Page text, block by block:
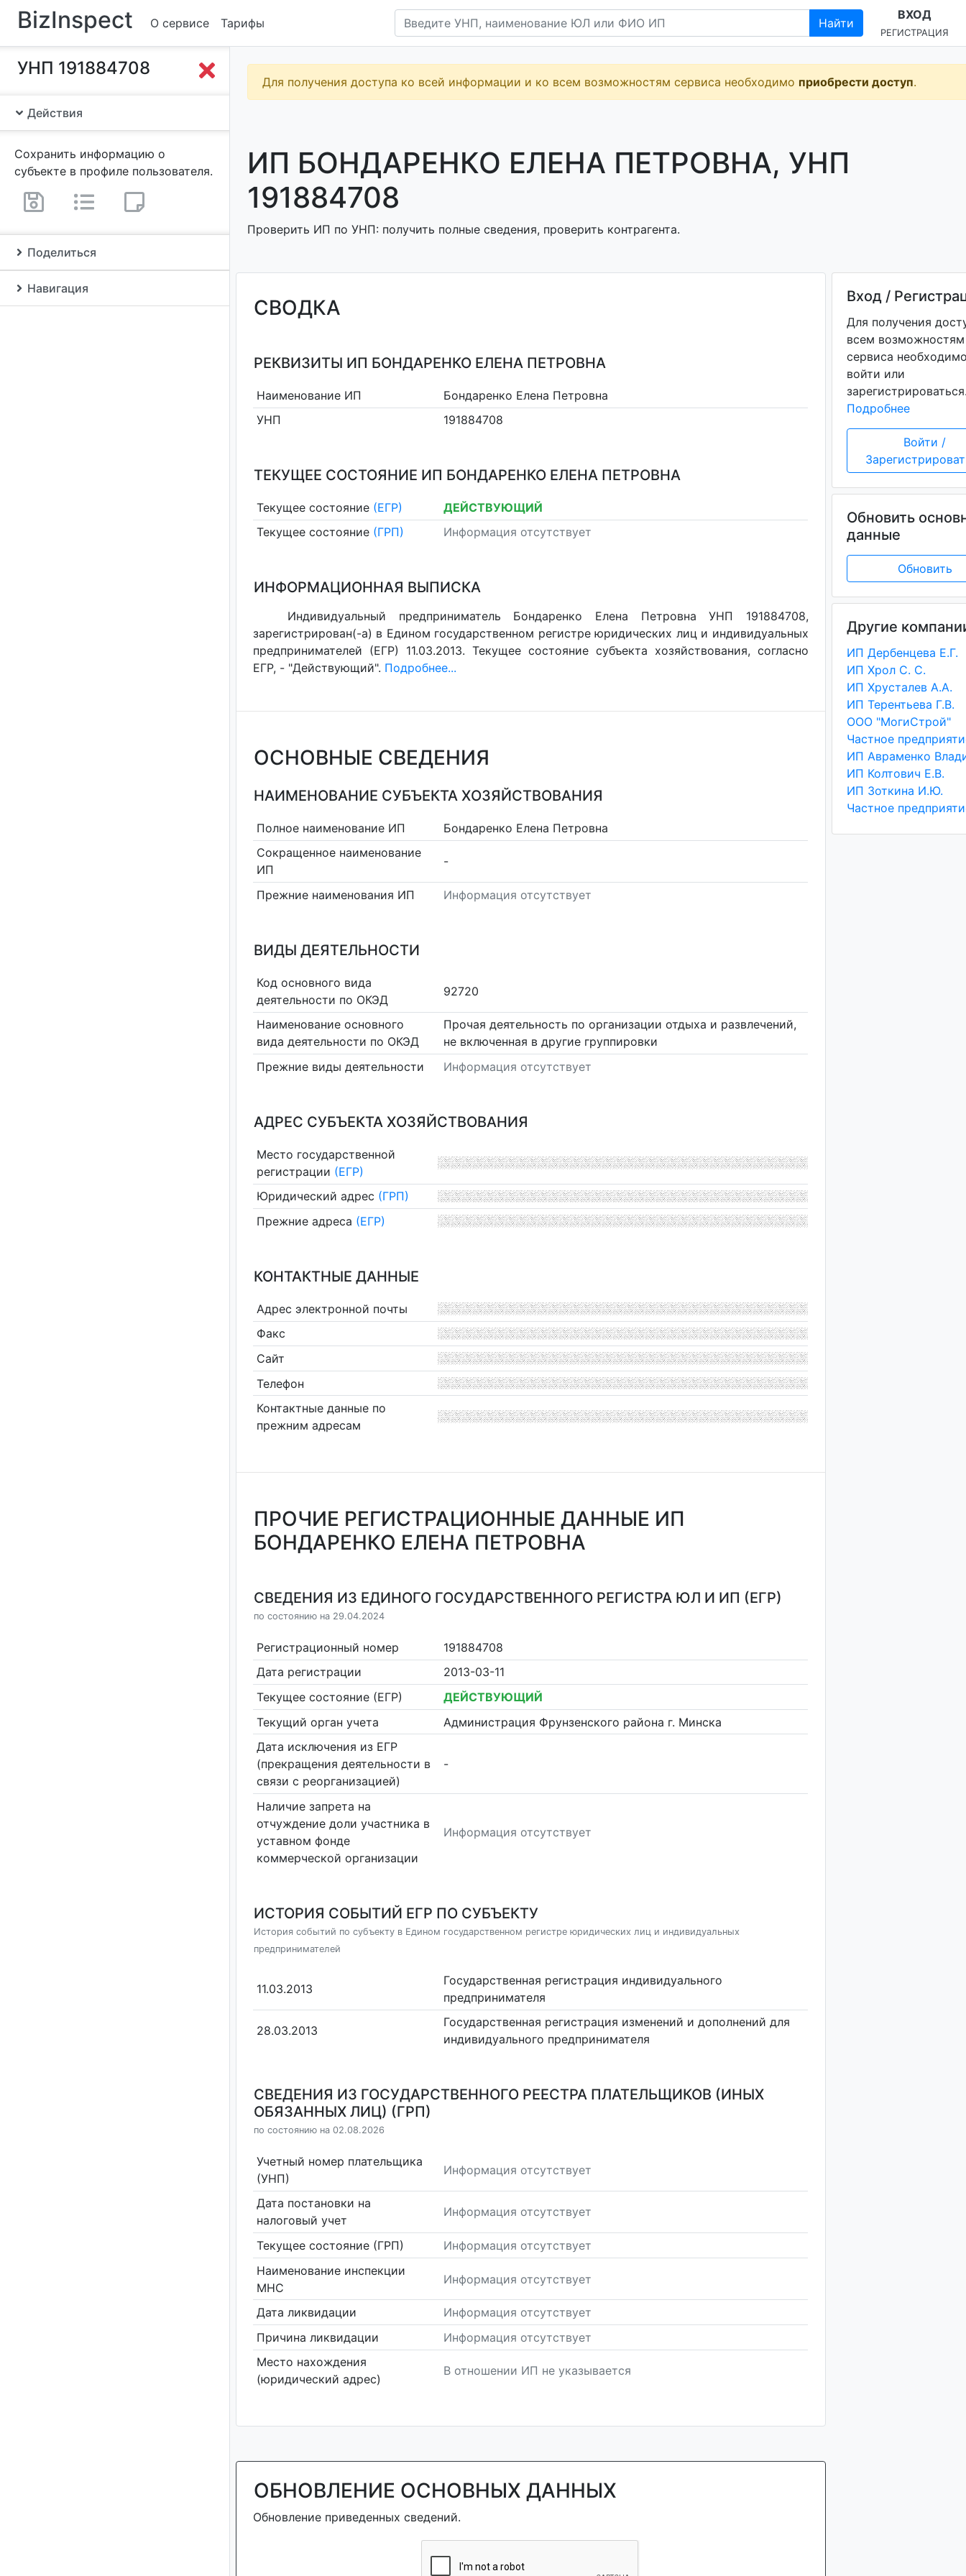
BizInspect О сервисе Тарифы Найти
ВХОД
РЕГИСТРАЦИЯ
УНП 191884708
Действия
Сохранить информацию о
субъекте в профиле пользователя.
Поделиться
Навигация
Для получения доступа ко всей информации и ко всем возможностям сервиса необходимо приобрести доступ.
ИП БОНДАРЕНКО ЕЛЕНА ПЕТРОВНА, УНП
191884708
Проверить ИП по УНП: получить полные сведения, проверить контрагента.
СВОДКА
РЕКВИЗИТЫ ИП БОНДАРЕНКО ЕЛЕНА ПЕТРОВНА
Наименование ИП
Бондаренко Елена Петровна
УНП
191884708
ТЕКУЩЕЕ СОСТОЯНИЕ ИП БОНДАРЕНКО ЕЛЕНА ПЕТРОВНА
Текущее состояние (ЕГР)
ДЕЙСТВУЮЩИЙ
Текущее состояние (ГРП) Информация отсутствует
ИНФОРМАЦИОННАЯ ВЫПИСКА
Индивидуальный предприниматель Бондаренко Елена Петровна УНП 191884708,
зарегистрирован(-а) в Едином государственном регистре юридических лиц и индивидуальных
предпринимателей (ЕГР) 11.03.2013. Текущее состояние субъекта хозяйствования, согласно
ЕГР, - "Действующий". Подробнее...
ОСНОВНЫЕ СВЕДЕНИЯ
НАИМЕНОВАНИЕ СУБЪЕКТА ХОЗЯЙСТВОВАНИЯ
Полное наименование ИП
Бондаренко Елена Петровна
Сокращенное наименование
ИП
-
Прежние наименования ИП Информация отсутствует
ВИДЫ ДЕЯТЕЛЬНОСТИ
Код основного вида
деятельности по ОКЭД
92720
Наименование основного
вида деятельности по ОКЭД
Прочая деятельность по организации отдыха и развлечений,
не включенная в другие группировки
Прежние виды деятельности
Информация отсутствует
АДРЕС СУБЪЕКТА ХОЗЯЙСТВОВАНИЯ
Место государственной
регистрации (ЕГР)
Юридический адрес (ГРП)
Прежние адреса (ЕГР)
КОНТАКТНЫЕ ДАННЫЕ
Адрес электронной почты
Факс
Сайт
Телефон
Контактные данные по
прежним адресам
ПРОЧИЕ РЕГИСТРАЦИОННЫЕ ДАННЫЕ ИП
БОНДАРЕНКО ЕЛЕНА ПЕТРОВНА
СВЕДЕНИЯ ИЗ ЕДИНОГО ГОСУДАРСТВЕННОГО РЕГИСТРА ЮЛ И ИП (ЕГР)
по состоянию на 29.04.2024
Регистрационный номер
191884708
Дата регистрации
2013-03-11
Текущее состояние (ЕГР)
ДЕЙСТВУЮЩИЙ
Текущий орган учета
Администрация Фрунзенского района г. Минска
Дата исключения из ЕГР
(прекращения деятельности в
связи с реорганизацией)
-
Наличие запрета на
отчуждение доли участника в
уставном фонде
коммерческой организации
Информация отсутствует
ИСТОРИЯ СОБЫТИЙ ЕГР ПО СУБЪЕКТУ
История событий по субъекту в Едином государственном регистре юридических лиц и индивидуальных
предпринимателей
11.03.2013
Государственная регистрация индивидуального
предпринимателя
28.03.2013
Государственная регистрация изменений и дополнений для
индивидуального предпринимателя
СВЕДЕНИЯ ИЗ ГОСУДАРСТВЕННОГО РЕЕСТРА ПЛАТЕЛЬЩИКОВ (ИНЫХ
ОБЯЗАННЫХ ЛИЦ) (ГРП)
по состоянию на 02.08.2026
Учетный номер плательщика
(УНП)
Информация отсутствует
Дата постановки на
налоговый учет
Информация отсутствует
Текущее состояние (ГРП)
Информация отсутствует
Наименование инспекции
МНС
Информация отсутствует
Дата ликвидации
Информация отсутствует
Причина ликвидации
Информация отсутствует
Место нахождения
(юридический адрес)
В отношении ИП не указывается
ОБНОВЛЕНИЕ ОСНОВНЫХ ДАННЫХ
Обновление приведенных сведений.
Вход /
Для получения
всем возможностям
сервиса
войти или
Подробнее
Войти /
Обновить
данные
Обновить
Другие
ИП Дербенцева Е.Г.
ИП Хрол С. С.
ИП Хрусталев А.А.
ИП Терентьева Г.В.
ООО "МогиСтрой"
ИП Колтович Е.В.
ИП Зоткина И.Ю.